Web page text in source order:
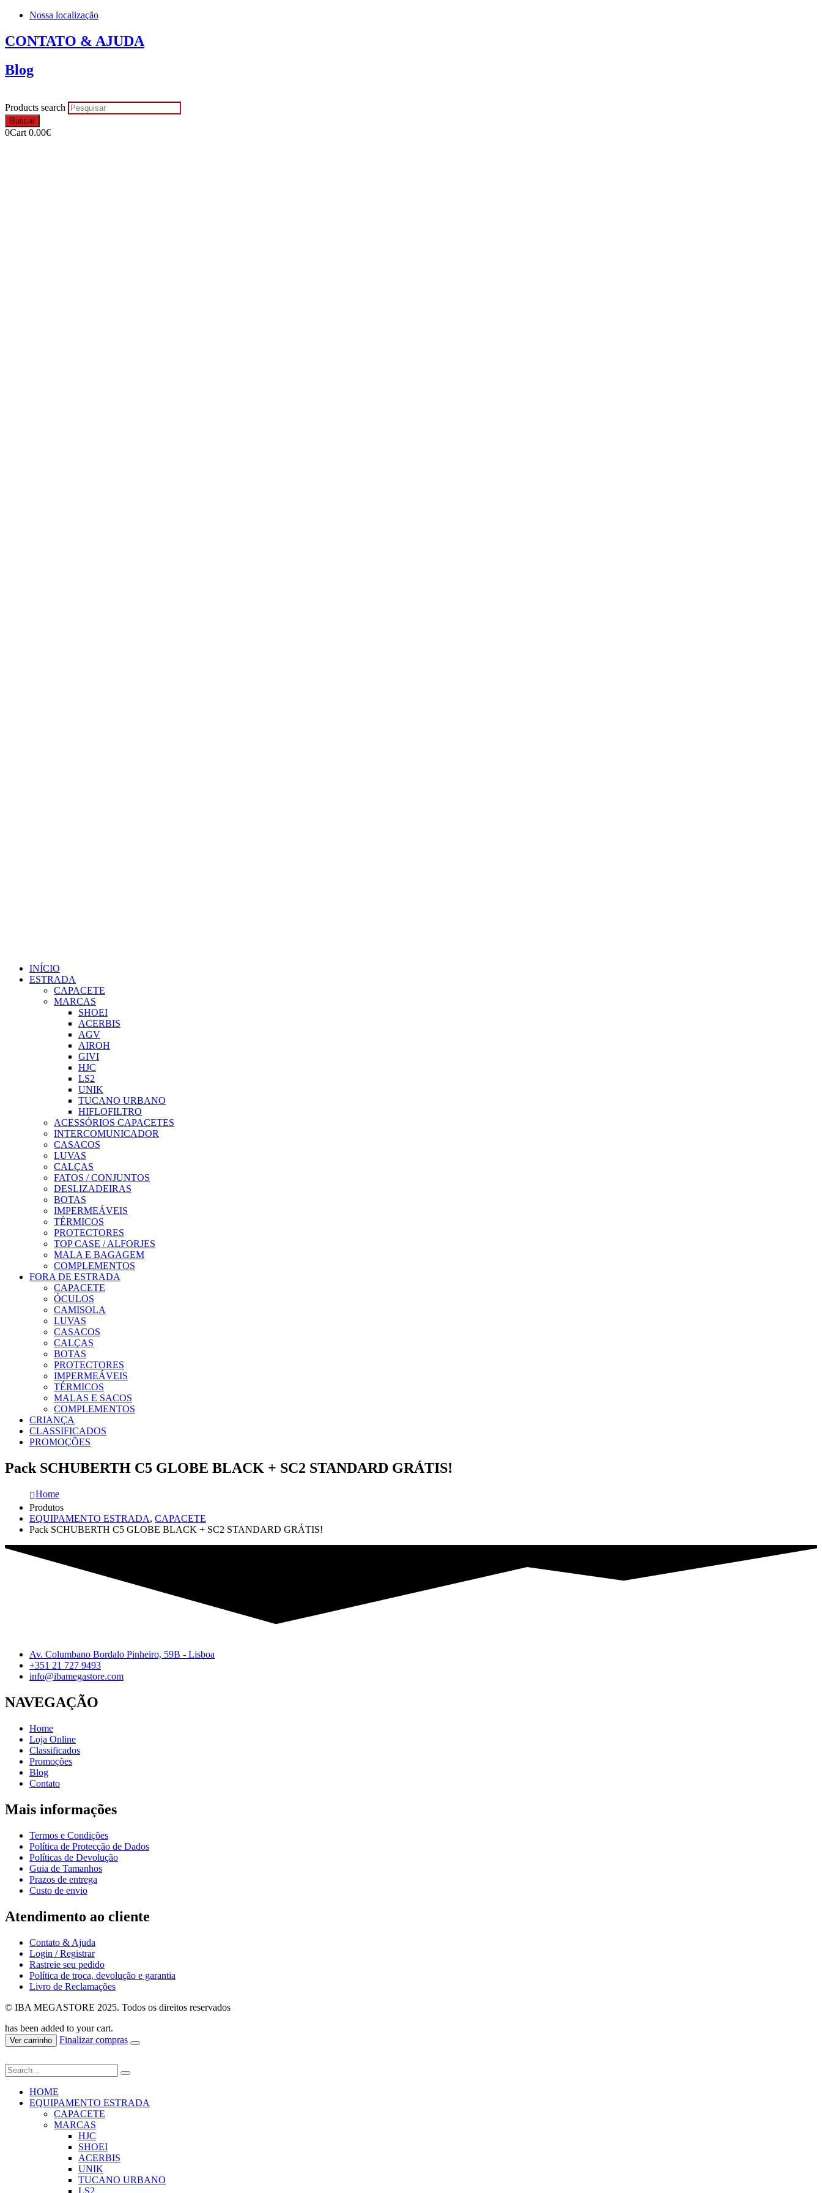
Nossa localização
CONTATO & AJUDA
Blog
Products search
Buscar
0Cart 0.00€
INÍCIO
ESTRADA
CAPACETE
MARCAS
SHOEI
ACERBIS
AGV
AIROH
GIVI
HJC
LS2
UNIK
TUCANO URBANO
HIFLOFILTRO
ACESSÓRIOS CAPACETES
INTERCOMUNICADOR
CASACOS
LUVAS
CALÇAS
FATOS / CONJUNTOS
DESLIZADEIRAS
BOTAS
IMPERMEÁVEIS
TÉRMICOS
PROTECTORES
TOP CASE / ALFORJES
MALA E BAGAGEM
COMPLEMENTOS
FORA DE ESTRADA
CAPACETE
ÓCULOS
CAMISOLA
LUVAS
CASACOS
CALÇAS
BOTAS
PROTECTORES
IMPERMEÁVEIS
TÉRMICOS
MALAS E SACOS
COMPLEMENTOS
CRIANÇA
CLASSIFICADOS
PROMOÇÕES
Pack SCHUBERTH C5 GLOBE BLACK + SC2 STANDARD GRÁTIS!
Home
Produtos
EQUIPAMENTO ESTRADA, CAPACETE
Pack SCHUBERTH C5 GLOBE BLACK + SC2 STANDARD GRÁTIS!
Av. Columbano Bordalo Pinheiro, 59B - Lisboa
+351 21 727 9493
info@ibamegastore.com
NAVEGAÇÃO
Home
Loja Online
Classificados
Promoções
Blog
Contato
Mais informações
Termos e Condições
Política de Protecção de Dados
Políticas de Devolução
Guia de Tamanhos
Prazos de entrega
Custo de envio
Atendimento ao cliente
Contato & Ajuda
Login / Registrar
Rastreie seu pedido
Política de troca, devolução e garantia
Livro de Reclamações
© IBA MEGASTORE 2025. Todos os direitos reservados
has been added to your cart.
Ver carrinho Finalizar compras
HOME
EQUIPAMENTO ESTRADA
CAPACETE
MARCAS
HJC
SHOEI
ACERBIS
UNIK
TUCANO URBANO
LS2